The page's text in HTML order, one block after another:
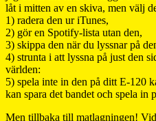
låt i mitten av en skiva, men välj
1) radera den ur iTunes,
2) gör en Spotify-lista utan den,
3) skippa den när du lyssnar på
4) strunta i att lyssna på just den
världen:
5) spela inte in den på ditt E-120
kan spara det bandet och spela in
Men tillbaka till matlagningen!